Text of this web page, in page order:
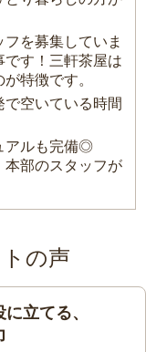
を募集していま
す！三軒茶屋は
特徴です。
空いている時間
アルも完備◎
本部のスタッフが
の声
立てる、